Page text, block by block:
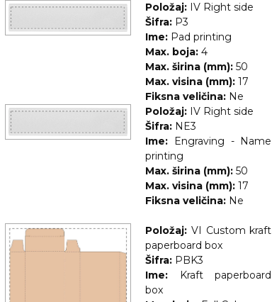
Položaj: IV Right side
Šifra: P3
Ime: Pad printing
Max. boja: 4
Max. širina (mm): 50
Max. visina (mm): 17
Fiksna veličina: Ne
Položaj: IV Right side
Šifra: NE3
Ime:
Engraving - Name
printing
Max. širina (mm): 50
Max. visina (mm): 17
Fiksna veličina: Ne
Položaj: VI Custom kraft
paperboard box
Šifra: PBK3
Ime:
Kraft paperboard
box